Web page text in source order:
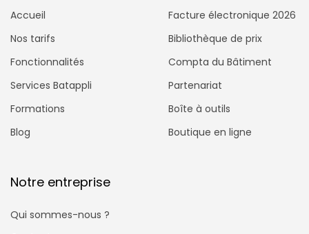
Accueil
Nos tarifs
Fonctionnalités
Services Batappli
Formations
Blog
Facture électronique 2026
Bibliothèque de prix
Compta du Bâtiment
Partenariat
Boîte à outils
Boutique en ligne
Notre entreprise
Qui sommes-nous ?